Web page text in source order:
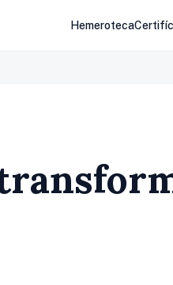
Hemeroteca